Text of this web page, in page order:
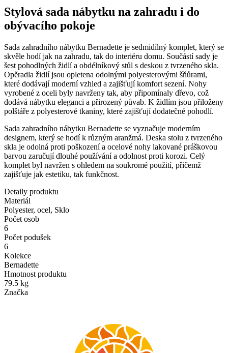
Stylová sada nábytku na zahradu i do
obývacího pokoje
Sada zahradního nábytku Bernadette je sedmidílný komplet, který se
skvěle hodí jak na zahradu, tak do interiéru domu. Součástí sady je
šest pohodlných židlí a obdélníkový stůl s deskou z tvrzeného skla.
Opěradla židlí jsou opletena odolnými polyesterovými šňůrami,
které dodávají moderní vzhled a zajišťují komfort sezení. Nohy
vyrobené z oceli byly navrženy tak, aby připomínaly dřevo, což
dodává nábytku eleganci a přirozený půvab. K židlím jsou přiloženy
polštáře z polyesterové tkaniny, které zajišťují dodatečné pohodlí.
Sada zahradního nábytku Bernadette se vyznačuje moderním
designem, který se hodí k různým aranžmá. Deska stolu z tvrzeného
skla je odolná proti poškození a ocelové nohy lakované práškovou
barvou zaručují dlouhé používání a odolnost proti korozi. Celý
komplet byl navržen s ohledem na soukromé použití, přičemž
zajišťuje jak estetiku, tak funkčnost.
Detaily produktu
Materiál
Polyester, ocel, Sklo
Počet osob
6
Počet podušek
6
Kolekce
Bernadette
Hmotnost produktu
79.5 kg
Značka